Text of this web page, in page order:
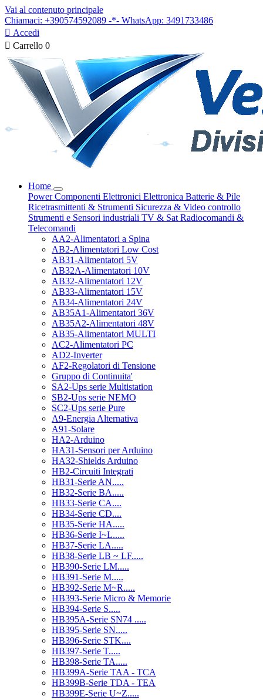
Vai al contenuto principale
Chiamaci: +390574592089 -*- WhatsApp: 3491733486
 Accedi
 Carrello 0
Home
PowerComponenti Elettronici Elettronica Batterie & Pile
Ricetrasmittenti & Strumenti Sicurezza & Video controllo
Strumenti e Sensori industriali TV & Sat Radiocomandi &
Telecomandi
AA2-Alimentatori a Spina
AB2-Alimentatori Low Cost
AB31-Alimentatori 5V
AB32A-Alimentatori 10V
AB32-Alimentatori 12V
AB33-Alimentatori 15V
AB34-Alimentatori 24V
AB35A1-Alimentatori 36V
AB35A2-Alimentatori 48V
AB35-Alimentatori MULTI
AC2-Alimentatori PC
AD2-Inverter
AF2-Regolatori di Tensione
Gruppo di Continuita'
SA2-Ups serie Multistation
SB2-Ups serie NEMO
SC2-Ups serie Pure
A9-Energia Alternativa
A91-Solare
HA2-Arduino
HA31-Sensori per Arduino
HA32-Shields Arduino
HB2-Circuiti Integrati
HB31-Serie AN.....
HB32-Serie BA.....
HB33-Serie CA....
HB34-Serie CD....
HB35-Serie HA.....
HB36-Serie I~L.....
HB37-Serie LA.....
HB38-Serie LB ~ LF.....
HB390-Serie LM.....
HB391-Serie M.....
HB392-Serie M~R.....
HB393-Serie Micro & Memorie
HB394-Serie S.....
HB395A-Serie SN74 .....
HB395-Serie SN.....
HB396-Serie STK....
HB397-Serie T.....
HB398-Serie TA.....
HB399A-Serie TAA - TCA
HB399B-Serie TDA - TEA
HB399E-Serie U~Z.....